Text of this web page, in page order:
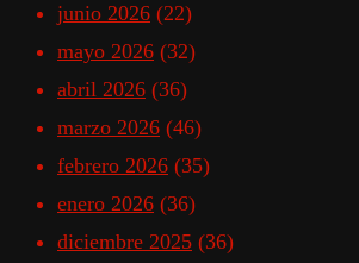
junio 2026 (22)
mayo 2026 (32)
abril 2026 (36)
marzo 2026 (46)
febrero 2026 (35)
enero 2026 (36)
diciembre 2025 (36)